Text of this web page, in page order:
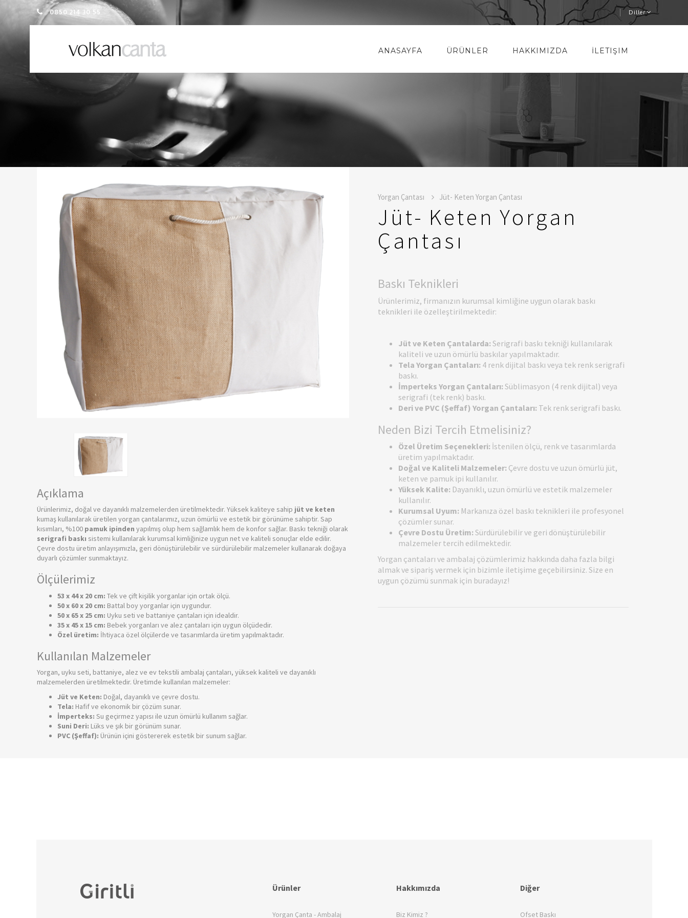
0850 214 30 55 Diller
ANASAYFA ÜRÜNLER HAKKIMIZDA İLETIŞIM
Açıklama
Ürünlerimiz, doğal ve dayanıklı malzemelerden üretilmektedir. Yüksek kaliteye sahip jüt ve keten
kumaş kullanılarak üretilen yorgan çantalarımız, uzun ömürlü ve estetik bir görünüme sahiptir. Sap
kısımları, %100 pamuk ipinden yapılmış olup hem sağlamlık hem de konfor sağlar. Baskı tekniği olarak
serigrafi baskı sistemi kullanılarak kurumsal kimliğinize uygun net ve kaliteli sonuçlar elde edilir.
Çevre dostu üretim anlayışımızla, geri dönüştürülebilir ve sürdürülebilir malzemeler kullanarak doğaya
duyarlı çözümler sunmaktayız.
Ölçülerimiz
53 x 44 x 20 cm: Tek ve çift kişilik yorganlar için ortak ölçü.
50 x 60 x 20 cm: Battal boy yorganlar için uygundur.
50 x 65 x 25 cm: Uyku seti ve battaniye çantaları için idealdir.
35 x 45 x 15 cm: Bebek yorganları ve alez çantaları için uygun ölçüdedir.
Özel üretim: İhtiyaca özel ölçülerde ve tasarımlarda üretim yapılmaktadır.
Kullanılan Malzemeler
Yorgan, uyku seti, battaniye, alez ve ev tekstili ambalaj çantaları, yüksek kaliteli ve dayanıklı
malzemelerden üretilmektedir. Üretimde kullanılan malzemeler:
Jüt ve Keten: Doğal, dayanıklı ve çevre dostu.
Tela: Hafif ve ekonomik bir çözüm sunar.
İmperteks: Su geçirmez yapısı ile uzun ömürlü kullanım sağlar.
Suni Deri: Lüks ve şık bir görünüm sunar.
PVC (Şeffaf): Ürünün içini göstererek estetik bir sunum sağlar.
Yorgan Çantası Jüt- Keten Yorgan Çantası
Jüt- Keten Yorgan
Çantası
Baskı Teknikleri
Ürünlerimiz, firmanızın kurumsal kimliğine uygun olarak baskı
teknikleri ile özelleştirilmektedir:
Jüt ve Keten Çantalarda:Serigrafi baskı tekniği kullanılarak
kaliteli ve uzun ömürlü baskılar yapılmaktadır.
Tela Yorgan Çantaları: 4 renk dijital baskı veya tek renk serigrafi
baskı.
İmperteks Yorgan Çantaları:Süblimasyon (4 renk dijital) veya
serigrafi (tek renk) baskı.
Deri ve PVC (Şeffaf) Yorgan Çantaları: Tek renk serigrafi baskı.
Neden Bizi Tercih Etmelisiniz?
Özel Üretim Seçenekleri: İstenilen ölçü, renk ve tasarımlarda
üretim yapılmaktadır.
Doğal ve Kaliteli Malzemeler: Çevre dostu ve uzun ömürlü jüt,
keten ve pamuk ipi kullanılır.
Yüksek Kalite: Dayanıklı, uzun ömürlü ve estetik malzemeler
kullanılır.
Kurumsal Uyum: Markanıza özel baskı teknikleri ile profesyonel
çözümler sunar.
Çevre Dostu Üretim:Sürdürülebilir ve geri dönüştürülebilir
malzemeler tercih edilmektedir.
Yorgan çantaları ve ambalaj çözümlerimiz hakkında daha fazla bilgi
almak ve sipariş vermek için bizimle iletişime geçebilirsiniz. Size en
uygun çözümü sunmak için buradayız!
Ürünler
Yorgan Çanta - Ambalaj
Hakkımızda
Biz Kimiz ?
Diğer
Ofset Baskı